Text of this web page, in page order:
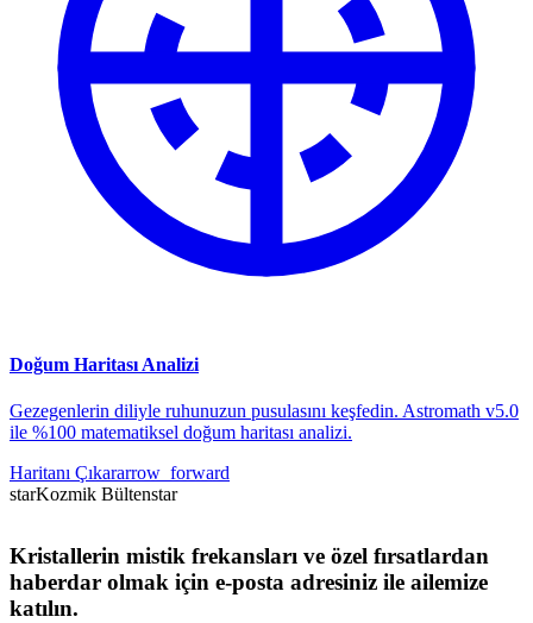
Doğum Haritası Analizi
Gezegenlerin diliyle ruhunuzun pusulasını keşfedin. Astromath v5.0
ile %100 matematiksel doğum haritası analizi.
Haritanı Çıkararrow_forward
starKozmik Bültenstar
Kristallerin mistik frekansları ve özel fırsatlardan
haberdar olmak için e-posta adresiniz ile ailemize
katılın.